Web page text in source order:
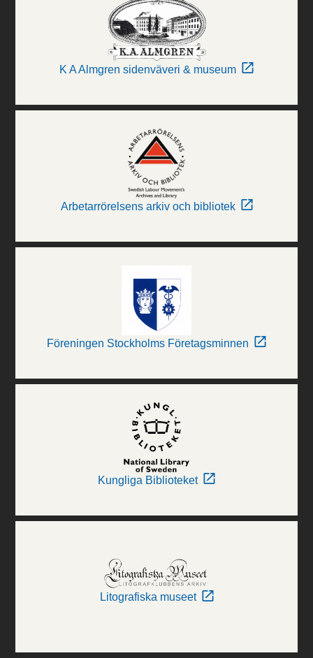
K A Almgren sidenväveri & museum
Arbetarrörelsens arkiv och bibliotek
Föreningen Stockholms Företagsminnen
Kungliga Biblioteket
Litografiska museet